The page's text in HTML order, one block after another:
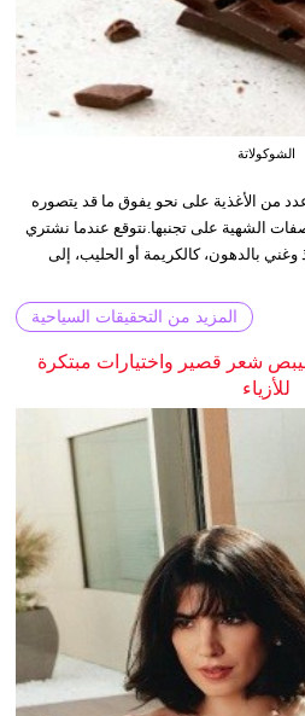
الشوكولاتة
من الأغذية على نحو يفوق ما قد يتصوره
الشهية على تجنبها.نتوقع عندما نشتري
بالدهون، كالكريمة أو الحليب، إلى
المزيد من التحقيقات السياحية
شعر قصير واختيارات مبتكرة
للأزياء